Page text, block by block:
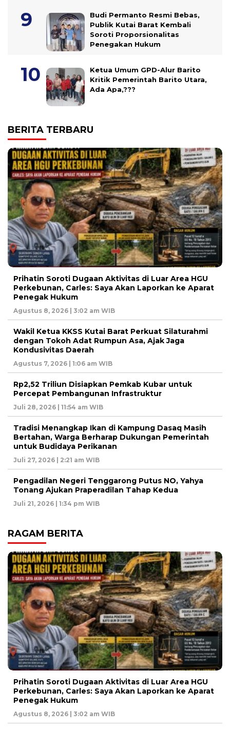
Budi Permanto Resmi Bebas,
Publik Kutai Barat Kembali
Soroti Proporsionalitas
Penegakan Hukum
Ketua Umum GPD-Alur Barito
Kritik Pemerintah Barito Utara,
Ada Apa,???
BERITA TERBARU
Prihatin Soroti Dugaan Aktivitas di Luar Area HGU
Perkebunan, Carles: Saya Akan Laporkan ke Aparat
Penegak Hukum
Agustus 8, 2026 | 3:02 am WIB
Wakil Ketua KKSS Kutai Barat Perkuat Silaturahmi
dengan Tokoh Adat Rumpun Asa, Ajak Jaga
Kondusivitas Daerah
Agustus 7, 2026 | 1:06 am WIB
Rp2,52 Triliun Disiapkan Pemkab Kubar untuk
Percepat Pembangunan Infrastruktur
Juli 28, 2026 | 11:54 am WIB
Tradisi Menangkap Ikan di Kampung Dasaq Masih
Bertahan, Warga Berharap Dukungan Pemerintah
untuk Budidaya Perikanan
Juli 27, 2026 | 2:21 am WIB
Pengadilan Negeri Tenggarong Putus NO, Yahya
Tonang Ajukan Praperadilan Tahap Kedua
Juli 21, 2026 | 1:34 pm WIB
RAGAM BERITA
Prihatin Soroti Dugaan Aktivitas di Luar Area HGU
Perkebunan, Carles: Saya Akan Laporkan ke Aparat
Penegak Hukum
Agustus 8, 2026 | 3:02 am WIB